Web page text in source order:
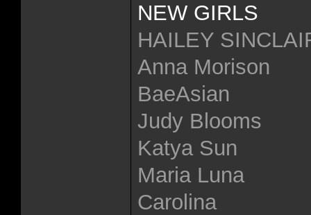
NEW GIRLS
HAILEY
Anna Morison
BaeAsian
Judy Blooms
Katya Sun
Maria Luna
Carolina